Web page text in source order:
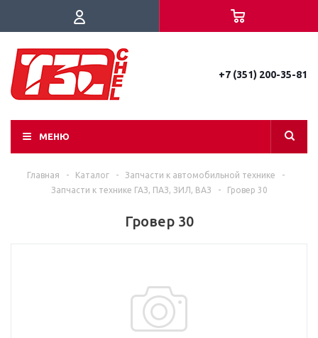
+7 (351) 200-35-81
МЕНЮ
Главная - Каталог - Запчасти к автомобильной технике
-
Запчасти к технике ГАЗ, ПАЗ, ЗИЛ, ВАЗ
- Гровер 30
Гровер 30